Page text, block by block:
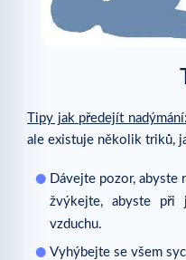
Tipy jak předejít nadýmání:
ale existuje několik triků,
Dávejte pozor, abyste
žvýkejte, abyste při
vzduchu.
Vyhýbejte se všem